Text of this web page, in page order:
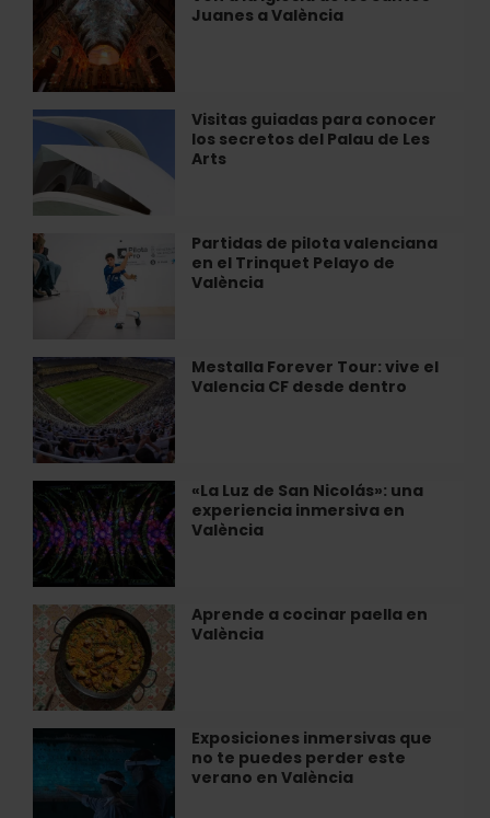
arte
la
que
mantienen
Juanes a València
la
Iglesia
de
los
Santos
Juanes
València
Visitas guiadas para conocer
los secretos del Palau de Les
Arts
Visitas
guiadas
para
conocer
los
secretos
del
Palau
de
Partidas de pilota valenciana
en el Trinquet Pelayo de
València
Partidas
de
pilota
valenciana
el
Trinquet
Pelayo
de
València
Mestalla Forever Tour: vive el
Valencia CF desde dentro
Mestalla
Forever
Tour:
vive
el
Valencia
CF
desde
dentro
«La Luz de San Nicolás»: una
experiencia inmersiva en
València
Luz
de
San
Nicolás»:
una
experiencia
inmersiva
en
València
Aprende a cocinar paella en
València
Aprende
a
cocinar
paella
en
València
Exposiciones inmersivas que
no te puedes perder este
verano en València
inmersivas
que